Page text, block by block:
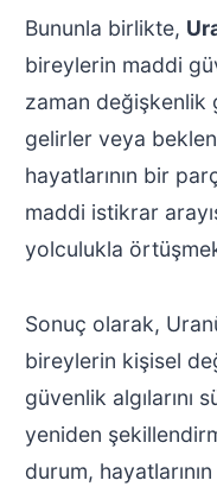
Bununla birlikte,
bireylerin maddi
zaman değişkenlik
gelirler veya
hayatlarının bir
maddi istikrar
yolculukla
Sonuç olarak,
bireylerin kişisel
güvenlik algılarını
yeniden
durum,